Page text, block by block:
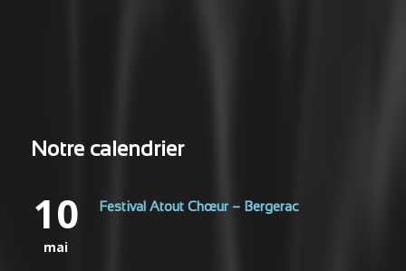
Notre calendrier
10
mai
Festival Atout Chœur – Bergerac